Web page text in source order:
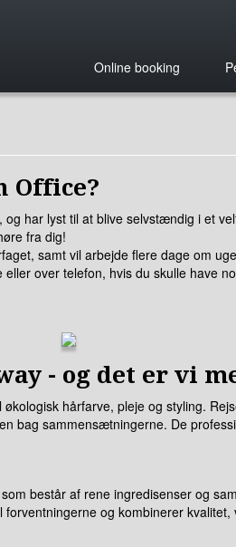
Online booking
Office?
har lyst til at blive selvstændig i et
fra dig!
samt vil arbejde flere dage om
over telefon, hvis du skulle have
- og det er vi
hårfarve, pleje og styling.
bag sammensætningerne. De
består af rene ingredisenser og
og kombinerer